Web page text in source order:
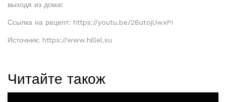
выходя из дома!
Ссылка на рецепт: https://youtu.be/28utojUwxPI
Источник: https://www.hillel.su
Читайте також